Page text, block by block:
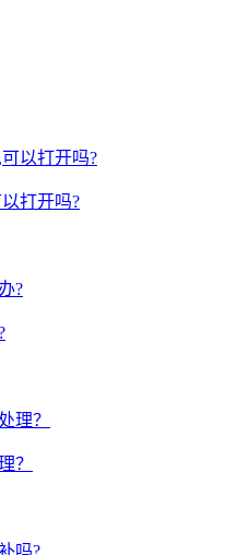
打开吗?
？